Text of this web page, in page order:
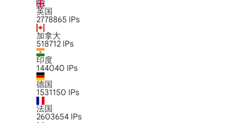
英国
2778865 IPs
加拿大
518712 IPs
印度
144040 IPs
德国
1531150 IPs
法国
2603654 IPs